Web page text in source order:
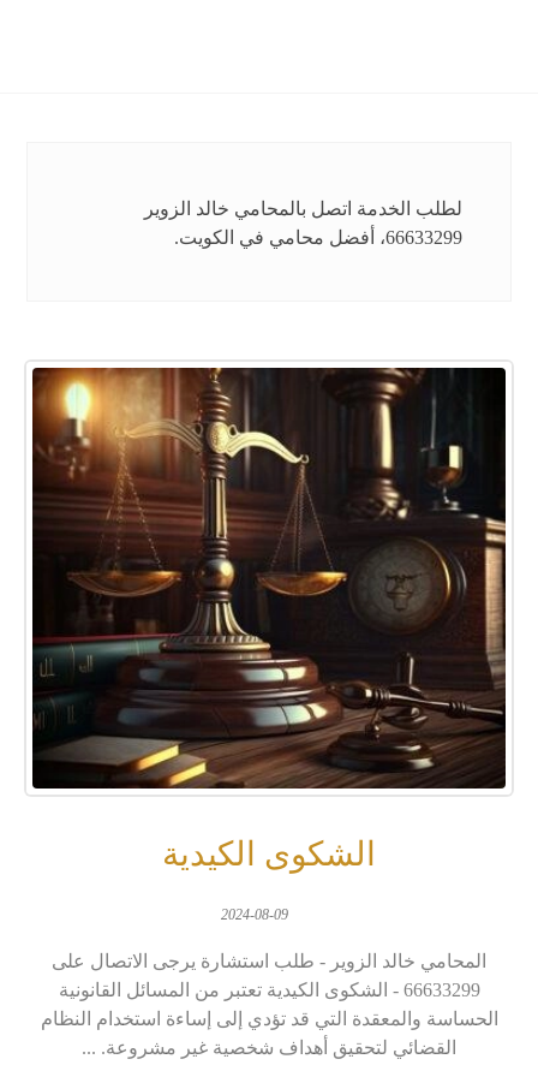
لطلب الخدمة اتصل بالمحامي خالد الزوير
66633299، أفضل محامي في الكويت.
الشكوى الكيدية
2024-08-09
المحامي خالد الزوير - طلب استشارة يرجى الاتصال على
66633299 - الشكوى الكيدية تعتبر من المسائل القانونية
الحساسة والمعقدة التي قد تؤدي إلى إساءة استخدام النظام
القضائي لتحقيق أهداف شخصية غير مشروعة. ...